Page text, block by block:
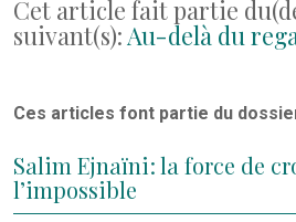
Cet article fait partie
suivant(s): Au-delà du
Ces articles font partie du
Salim Ejnaïni : la force de
l’impossible